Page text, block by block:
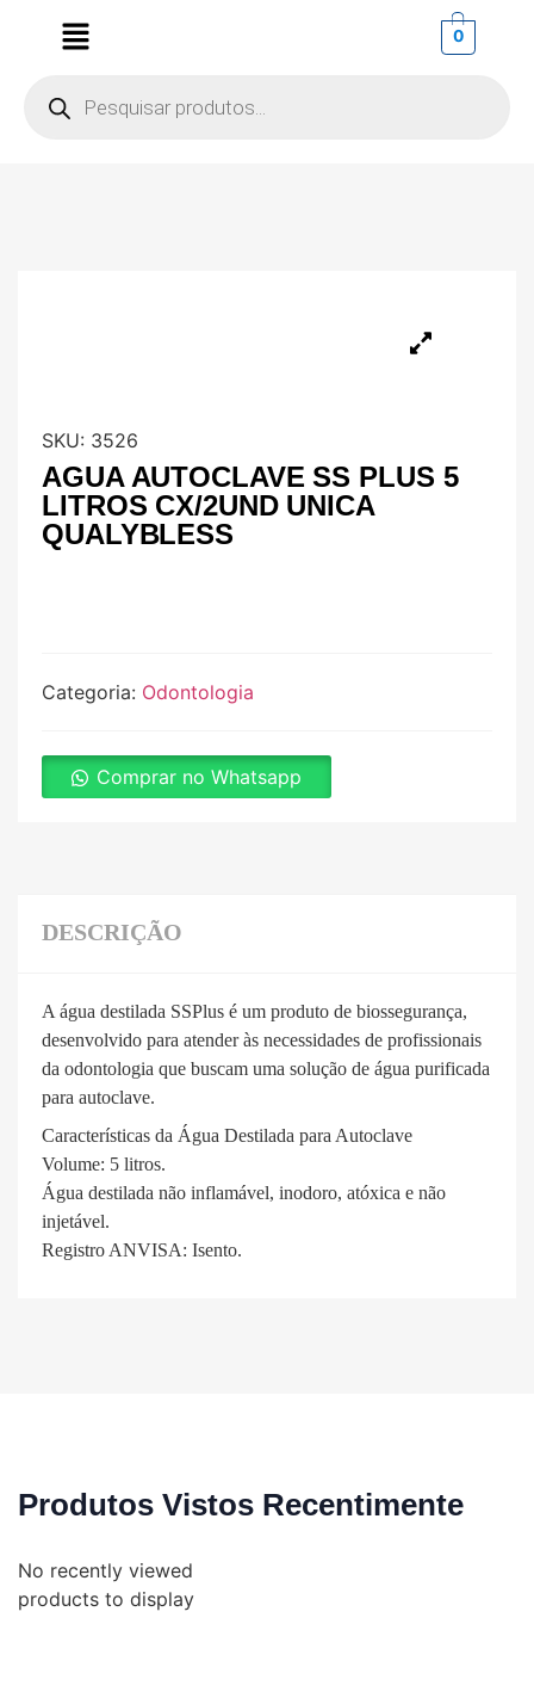
0
SKU: 3526
AGUA AUTOCLAVE SS PLUS 5
LITROS CX/2UND UNICA
QUALYBLESS
Categoria: Odontologia
Comprar no Whatsapp
DESCRIÇÃO
A água destilada SSPlus é um produto de biossegurança,
desenvolvido para atender às necessidades de profissionais
da odontologia que buscam uma solução de água purificada
para autoclave.
Características da Água Destilada para Autoclave
Volume: 5 litros.
Água destilada não inflamável, inodoro, atóxica e não
injetável.
Registro ANVISA: Isento.
Produtos Vistos Recentimente
No recently viewed
products to display